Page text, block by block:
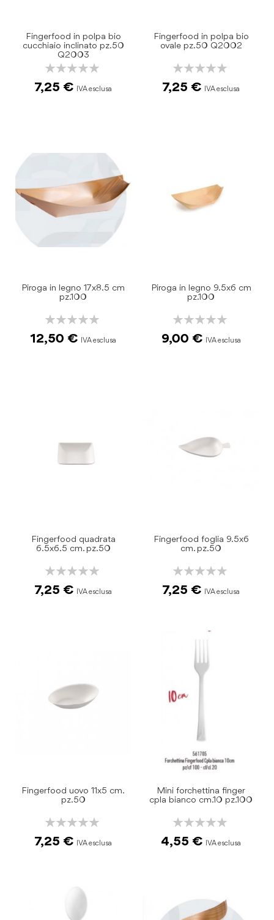
Fingerfood in polpa bio
cucchiaio inclinato pz.50
Q2003
Rating:
7,25 €
Fingerfood in polpa bio
ovale pz.50 Q2002
Rating:
7,25 €
Piroga in legno 17x8.5 cm
pz.100
Rating:
12,50 €
Piroga in legno 9.5x6 cm
pz.100
Rating:
9,00 €
Fingerfood quadrata
6.5x6.5 cm. pz.50
Rating:
7,25 €
Fingerfood foglia 9.5x6
cm. pz.50
Rating:
7,25 €
Fingerfood uovo 11x5 cm.
pz.50
Rating:
7,25 €
Mini forchettina finger
cpla bianco cm.10 pz.100
Rating:
4,55 €